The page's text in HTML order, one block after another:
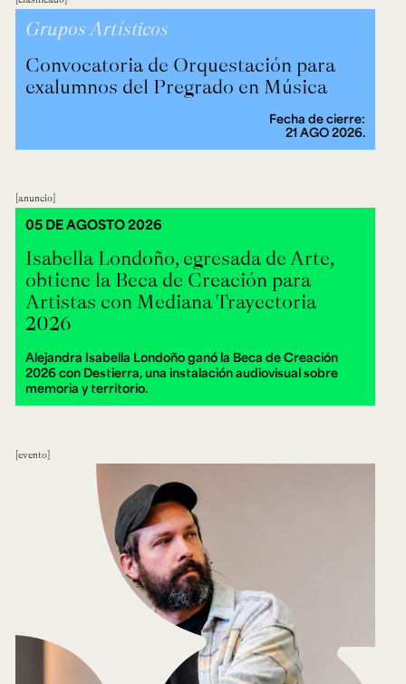
Grupos Artísticos
Convocatoria de Orquestación para
exalumnos del Pregrado en Música
Fecha de cierre:
21 AGO 2026.
anuncio
Isabella Londoño, egresada de Arte,
obtiene la Beca de Creación para
Artistas con Mediana Trayectoria
2026
Alejandra Isabella Londoño ganó la Beca de Creación
2026 con Destierra, una instalación audiovisual sobre
memoria y territorio.
05 DE AGOSTO 2026
evento